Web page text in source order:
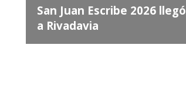
San Juan Escribe 2026 llegó
a Rivadavia